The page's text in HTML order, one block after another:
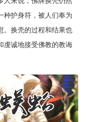
种护身符，被人们奉为
。换壳的过程和结果也
虔诚地接受佛教的教诲